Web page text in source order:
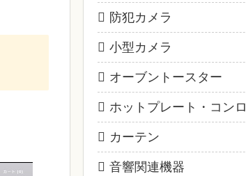
防犯カメラ
小型カメラ
オーブントースター
ホットプレート・コンロ
カーテン
音響関連機器